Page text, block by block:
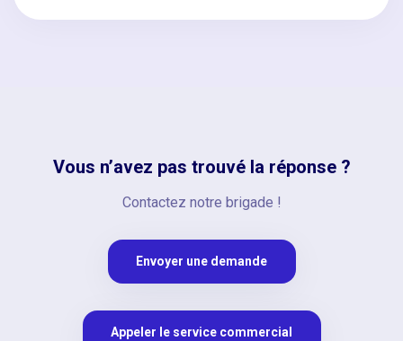
Vous n’avez pas trouvé la réponse ?
Contactez notre brigade !
Envoyer une demande
Appeler le service commercial